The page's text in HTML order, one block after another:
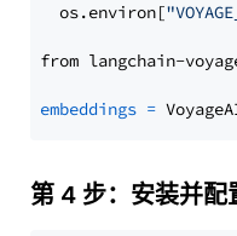
  os.environ[
from langchain-
embeddings =
第 4 步：安装并